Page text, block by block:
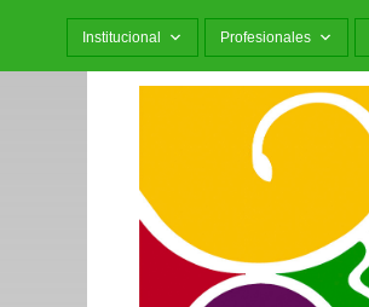
Institucional Profesionales